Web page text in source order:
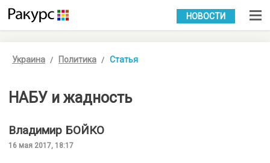
УКР РУС
НОВОСТИ
Украина Политика Статья
НАБУ и жадность
Владимир БОЙКО
16 мая 2017, 18:17